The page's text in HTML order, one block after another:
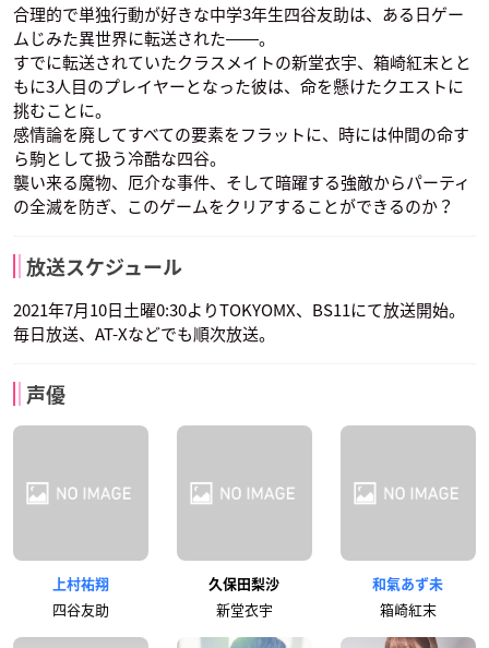
合理的で単独行動が好きな中学3年生四谷友助は、ある日ゲー
ムじみた異世界に転送された――。
すでに転送されていたクラスメイトの新堂衣宇、箱崎紅末とと
もに3人目のプレイヤーとなった彼は、命を懸けたクエストに
挑むことに。
感情論を廃してすべての要素をフラットに、時には仲間の命す
ら駒として扱う冷酷な四谷。
襲い来る魔物、厄介な事件、そして暗躍する強敵からパーティ
の全滅を防ぎ、このゲームをクリアすることができるのか？
放送スケジュール
2021年7月10日土曜0:30よりTOKYOMX、BS11にて放送開始。
毎日放送、AT-Xなどでも順次放送。
声優
上村祐翔
四谷友助
久保田梨沙
新堂衣宇
和氣あず未
箱崎紅末